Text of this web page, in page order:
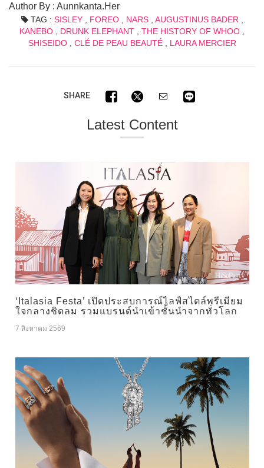
Author By : Aunnkanta.Her
TAG : SISLEY, FOREO, NARS, AUGUSTINUS BADER
KANEBO
DRUNK ELEPHANT THE HISTORY OF WHOO
SHISEIDO, CLÉ DE PEAU BEAUTÉ, LAURA MERCIER
SHARE
Latest Content
‘Italasia Festa’ เปิดประสบการณ์ไลฟ์สไตล์พรีเมียม
ใจกลางชิดลม รวมแบรนด์นำเข้าชั้นนำจากทั่วโลก
7 สิงหาคม 2569